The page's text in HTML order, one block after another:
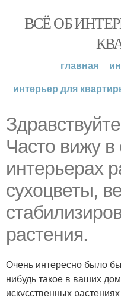
ВСЁ ОБ
главная
интерьер для
Часто вижу в
интерьерах
сухоцветы,
растения.
Очень интересно было
нибудь такое в ваших
искусственных